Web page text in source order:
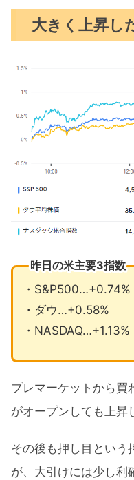
まとめ
大きく上昇し
昨日の米主要3指数
・S&P500…+0.74%
・ダウ…+0.58%
・NASDAQ…+1.13%
プレマーケットから買
がオープンしても上昇
その後も押し目という
が、大引けには少し利